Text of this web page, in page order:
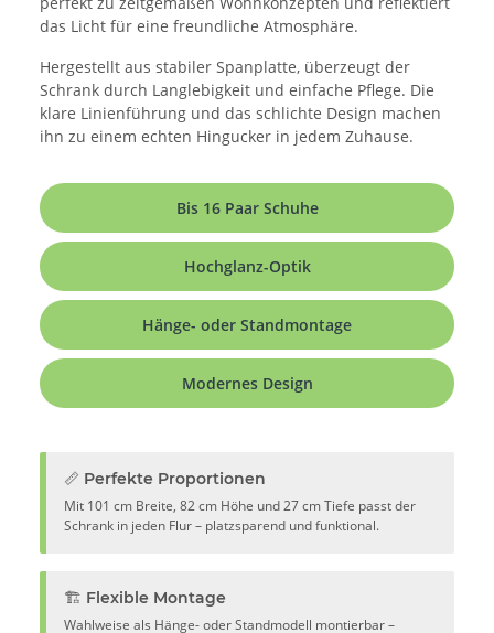
das Licht für eine freundliche Atmosphäre.
Hergestellt aus stabiler Spanplatte, überzeugt der
Schrank durch Langlebigkeit und einfache Pflege. Die
klare Linienführung und das schlichte Design machen
ihn zu einem echten Hingucker in jedem Zuhause.
Bis 16 Paar Schuhe
Hochglanz-Optik
Hänge- oder Standmontage
Modernes Design
📏 Perfekte Proportionen
Mit 101 cm Breite, 82 cm Höhe und 27 cm Tiefe passt der
Schrank in jeden Flur – platzsparend und funktional.
🏗️ Flexible Montage
Wahlweise als Hänge- oder Standmodell montierbar –